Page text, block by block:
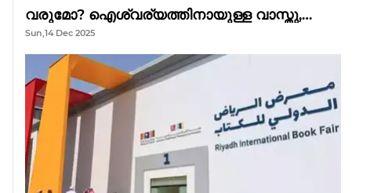
വരുമോ? ഐശ്വര്യത്തിനായുള്ള വാസ്തു,
ഫെങ് ഷൂയി വിശ്വാസങ്ങൾ
Sun,14 Dec 2025